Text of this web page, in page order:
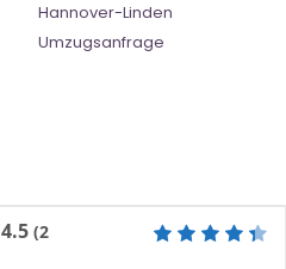
Hannover-Linden
Umzugsanfrage
4.5 (2